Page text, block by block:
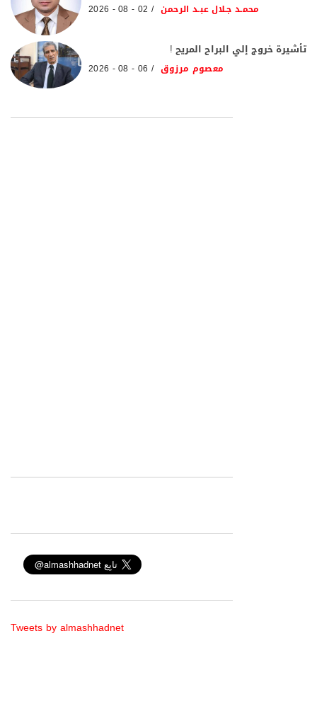
محمـد جـلال عبـد الرحمن 02 - 08 - 2026
تأشيرة خروج إلي البراح المريح !
معصوم مرزوق 06 - 08 - 2026
Tweets by almashhadnet